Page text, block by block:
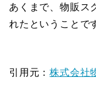
あくまで、物販ス
れたということで
引用元：株式会社